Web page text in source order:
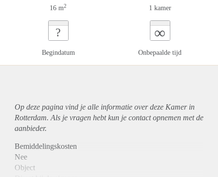
16 m2 1 kamer
?
Begindatum
∞
Onbepaalde tijd
Op deze pagina vind je alle informatie over deze Kamer in
Rotterdam. Als je vragen hebt kun je contact opnemen met de
aanbieder.
Bemiddelingskosten
Nee
Object